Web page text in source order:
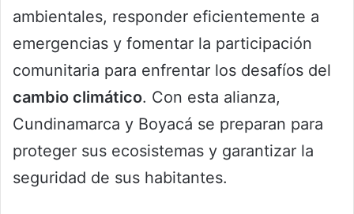
ambientales, responder eficientemente a
emergencias y fomentar la participación
comunitaria para enfrentar los desafíos del
cambio climático. Con esta alianza,
Cundinamarca y Boyacá se preparan para
proteger sus ecosistemas y garantizar la
seguridad de sus habitantes.